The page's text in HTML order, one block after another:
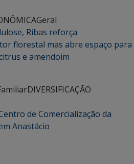
Geral
Ribas reforça
florestal mas abre espaço para
e amendoim
DIVERSIFICAÇÃO
de Comercialização da
Anastácio